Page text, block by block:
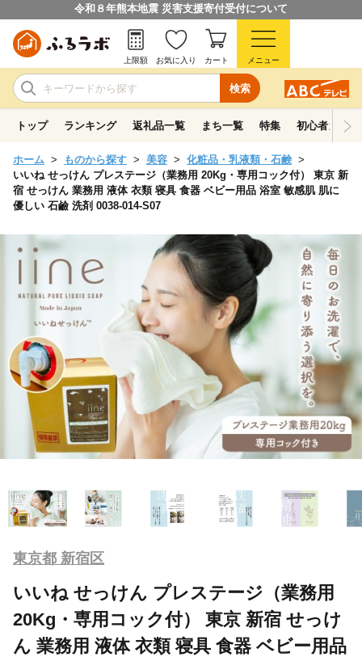
令和８年熊本地震 災害支援寄付受付について
検索
上限額 お気に入り カート メニュー
トップ ランキング 返礼品一覧 まち一覧 特集 初心者ガイド
ホーム ものから探す 美容
化粧品・乳液類・石鹸
いいね せっけん プレステージ（業務用 20Kg・専用コック付） 東京 新
宿 せっけん 業務用 液体 衣類 寝具 食器 ベビー用品 浴室 敏感肌 肌に
優しい 石鹼 洗剤 0038-014-S07
東京都 新宿区
いいね せっけん プレステージ（業務用
20Kg・専用コック付） 東京 新宿 せっけ
ん 業務用 液体 衣類 寝具 食器 ベビー用品